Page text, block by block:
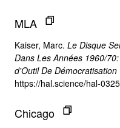
MLA
Kaiser, Marc. Le Disque
Dans Les Années 1960/
d'Outil De Démocratisation
https://hal.science/hal-
Chicago